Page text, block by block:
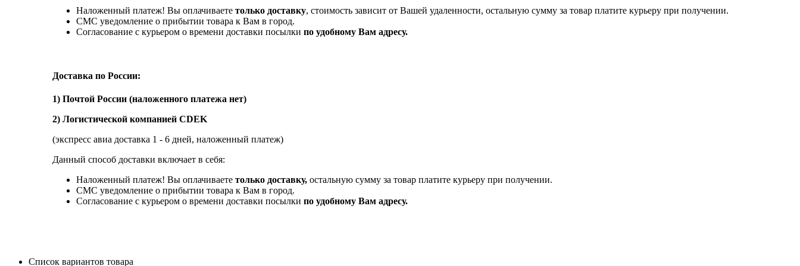
Наложенный платеж! Вы оплачиваете только доставку, стоимость зависит от Вашей удаленности, остальную сумму за товар платите курьеру при получении.
СМС уведомление о прибытии товара к Вам в город.
Согласование с курьером о времени доставки посылки по удобному Вам адресу.
Доставка по России:
1) Почтой России (наложенного платежа нет)
2) Логистической компанией CDEK
(экспресс авиа доставка 1 - 6 дней, наложенный платеж)
Данный способ доставки включает в себя:
Наложенный платеж! Вы оплачиваете только доставку, остальную сумму за товар платите курьеру при получении.
СМС уведомление о прибытии товара к Вам в город.
Согласование с курьером о времени доставки посылки по удобному Вам адресу.
Список вариантов товара